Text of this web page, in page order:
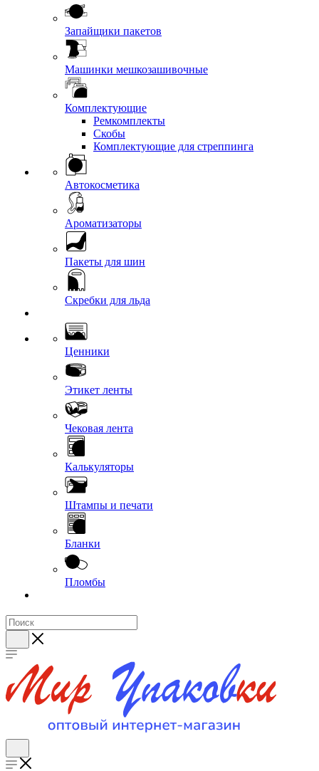
Запайщики пакетов
Машинки мешкозашивочные
Комплектующие
Ремкомплекты
Скобы
Комплектующие для стреппинга
Автокосметика
Ароматизаторы
Пакеты для шин
Скребки для льда
Ценники
Этикет ленты
Чековая лента
Калькуляторы
Штампы и печати
Бланки
Пломбы